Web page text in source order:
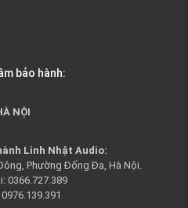
bảo hành:
NỘI
Linh Nhật Audio:
Phường Đống Đa, Hà Nội.
0366.727.389